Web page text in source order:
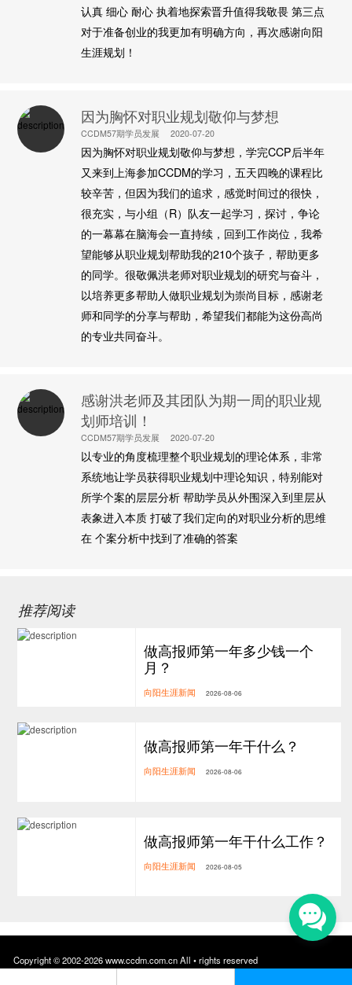
认真 细心 耐心 执着地探索晋升值得我敬畏 第三点
对于准备创业的我更加有明确方向，再次感谢向阳
生涯规划！
因为胸怀对职业规划敬仰与梦想
CCDM57期学员发展 2020-07-20
因为胸怀对职业规划敬仰与梦想，学完CCP后半年
又来到上海参加CCDM的学习，五天四晚的课程比
较辛苦，但因为我们的追求，感觉时间过的很快，
很充实，与小组（R）队友一起学习，探讨，争论
的一幕幕在脑海会一直持续，回到工作岗位，我希
望能够从职业规划帮助我的210个孩子，帮助更多
的同学。很敬佩洪老师对职业规划的研究与奋斗，
以培养更多帮助人做职业规划为崇尚目标，感谢老
师和同学的分享与帮助，希望我们都能为这份高尚
的专业共同奋斗。
感谢洪老师及其团队为期一周的职业规
划师培训！
CCDM57期学员发展 2020-07-20
以专业的角度梳理整个职业规划的理论体系，非常
系统地让学员获得职业规划中理论知识，特别能对
所学个案的层层分析 帮助学员从外围深入到里层从
表象进入本质 打破了我们定向的对职业分析的思维
在 个案分析中找到了准确的答案
推荐阅读
做高报师第一年多少钱一个
月？
向阳生涯新闻 2026-08-06
做高报师第一年干什么？
向阳生涯新闻 2026-08-06
做高报师第一年干什么工作？
向阳生涯新闻 2026-08-05
Copyright © 2002-2026 www.ccdm.com.cn All • rights reserved